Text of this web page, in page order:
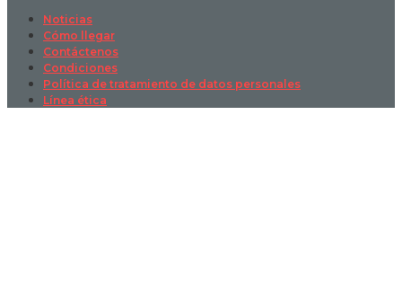
Noticias
Cómo llegar
Contáctenos
Condiciones
Política de tratamiento de datos personales
Línea ética